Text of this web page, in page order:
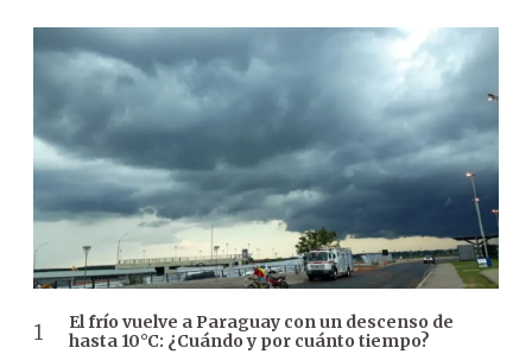
El frío vuelve a Paraguay con un descenso de
hasta 10°C: ¿Cuándo y por cuánto tiempo?